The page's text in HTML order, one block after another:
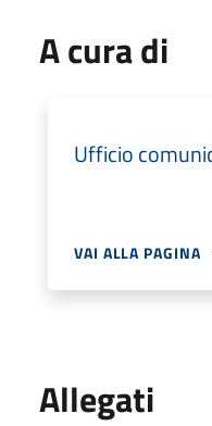
A cura di
Ufficio
VAI ALLA PAGINA
Allegati